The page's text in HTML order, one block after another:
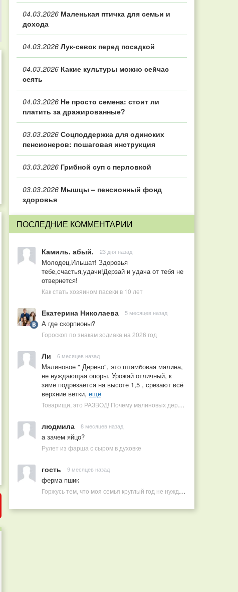
04.03.2026 Маленькая птичка для семьи и
дохода
04.03.2026 Лук-севок перед посадкой
04.03.2026 Какие культуры можно сейчас
сеять
04.03.2026 Не просто семена: стоит ли
платить за дражированные?
03.03.2026 Соцподдержка для одиноких
пенсионеров: пошаговая инструкция
03.03.2026 Грибной суп с перловкой
03.03.2026 Мышцы – пенсионный фонд
здоровья
ПОСЛЕДНИЕ КОММЕНТАРИИ
Камиль. абый. 23 дня назад
Молодец,Ильшат! Здоровья
тебе,счастья,удачи!Дерзай и удача от тебя не
отвернется!
Как стать хозяином пасеки в 10 лет
Екатерина Николаева 5 месяцев назад
А где скорпионы?
Гороскоп по знакам зодиака на 2026 год
Ли 6 месяцев назад
Малиновое " Дерево", это штамбовая малина,
не нуждающая опоры. Урожай отличный, к
зиме подрезается на высоте 1,5 , срезают всё
верхние ветки, ещё
Товарищи, это РАЗВОД! Почему малиновых деревьев не бывает, или Как ушлые продавцы наживаются на мечтах садоводов
людмила 8 месяцев назад
а зачем яйцо?
Рулет из фарша с сыром в духовке
гость 9 месяцев назад
ферма пшик
Горжусь тем, что моя семья круглый год не нуждается в покупных витаминах